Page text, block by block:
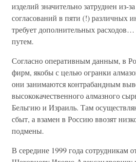
изделий значительно затруднен из-
согласований в пяти (!) различных
требует дополнительных
путем.
Согласно оперативным данным, в
фирм, якобы с целью огранки
они занимаются контрабандным
высококачественного алмазного
Бельгию и Израиль. Там
сбыт, а взамен в Россию ввозят
подмены.
В середине 1999 года сотрудникам